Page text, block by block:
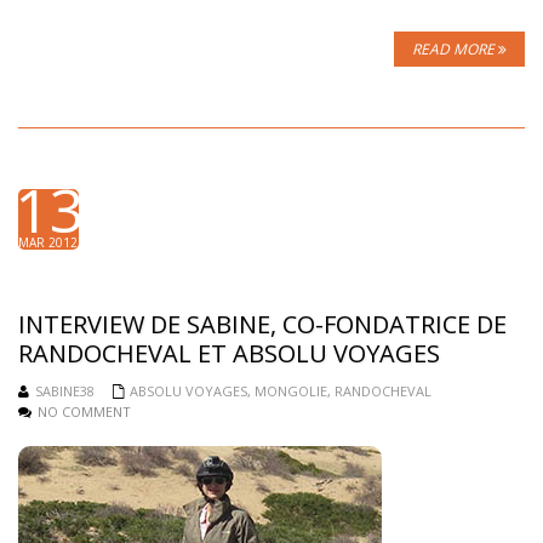
READ MORE
13
MAR 2012
INTERVIEW DE SABINE, CO-FONDATRICE DE
RANDOCHEVAL ET ABSOLU VOYAGES
SABINE38 ABSOLU VOYAGES, MONGOLIE, RANDOCHEVAL
NO COMMENT